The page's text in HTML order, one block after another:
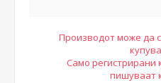
Производот може да
Само регистрирани
пишуваат